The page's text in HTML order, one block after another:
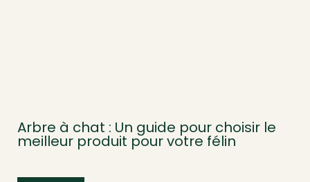
Arbre à chat : Un guide pour choisir le
meilleur produit pour votre félin